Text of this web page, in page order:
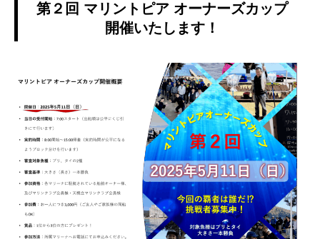
第２回 マリントピア オーナーズカップ
開催いたします！